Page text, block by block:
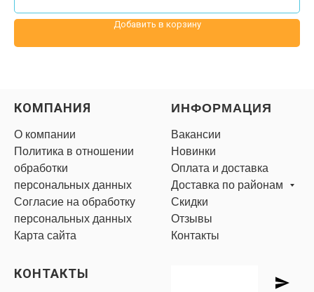
Добавить в корзину
КОМПАНИЯ
О компании
Политика в отношении
обработки
персональных данных
Согласие на обработку
персональных данных
Карта сайта
ИНФОРМАЦИЯ
Вакансии
Новинки
Оплата и доставка
Доставка по районам
Скидки
Отзывы
Контакты
КОНТАКТЫ